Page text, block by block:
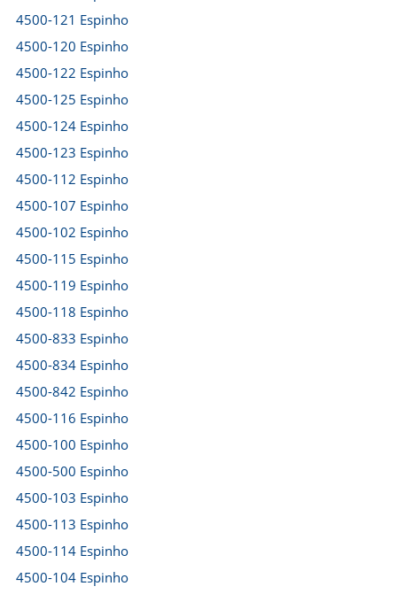
4500-121 Espinho
4500-120 Espinho
4500-122 Espinho
4500-125 Espinho
4500-124 Espinho
4500-123 Espinho
4500-112 Espinho
4500-107 Espinho
4500-102 Espinho
4500-115 Espinho
4500-119 Espinho
4500-118 Espinho
4500-833 Espinho
4500-834 Espinho
4500-842 Espinho
4500-116 Espinho
4500-100 Espinho
4500-500 Espinho
4500-103 Espinho
4500-113 Espinho
4500-114 Espinho
4500-104 Espinho